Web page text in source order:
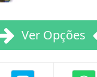
Ver Opções